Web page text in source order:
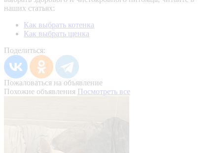
наших статьях:
Как выбрать котенка
Как выбрать щенка
Поделиться:
Пожаловаться на объявление
Похожие объявления Посмотреть все